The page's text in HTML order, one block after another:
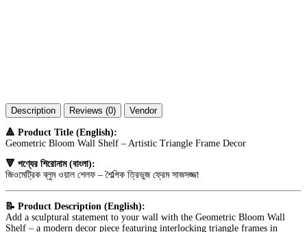
Description Reviews (0) Vendor
🔺 Product Title (English):
Geometric Bloom Wall Shelf – Artistic Triangle Frame Decor
🔻 পণ্যের শিরোনাম (বাংলা):
জিওমেট্রিক ব্লুম ওয়াল শেলফ – শৈল্পিক ত্রিভুজ ফ্রেম সাজসজ্জা
📝 Product Description (English):
Add a sculptural statement to your wall with the Geometric Bloom Wall
Shelf – a modern decor piece featuring interlocking triangle frames in